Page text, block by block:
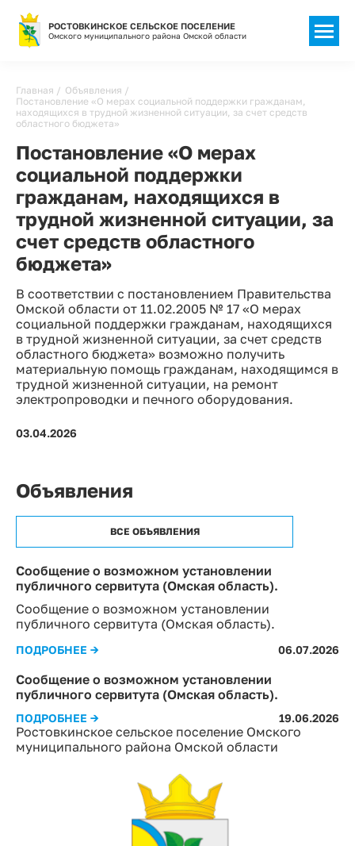
РОСТОВКИНСКОЕ СЕЛЬСКОЕ ПОСЕЛЕНИЕ
Омского муниципального района Омской области
Ростовкинское сельское поселение Омского
муниципального района Омской области
Строка
навигации
Главная
Объявления
Постановление «О мерах социальной поддержки гражданам,
находящихся в трудной жизненной ситуации, за счет средств
областного бюджета»
Постановление «О мерах
социальной поддержки
гражданам, находящихся в
трудной жизненной ситуации, за
счет средств областного
бюджета»
В соответствии с постановлением Правительства
Омской области от 11.02.2005 № 17 «О мерах
социальной поддержки гражданам, находящихся
в трудной жизненной ситуации, за счет средств
областного бюджета» возможно получить
материальную помощь гражданам, находящимся в
трудной жизненной ситуации, на ремонт
электропроводки и печного оборудования.
03.04.2026
Объявления
ВСЕ ОБЪЯВЛЕНИЯ
Сообщение о возможном установлении
публичного сервитута (Омская область).
Сообщение о возможном установлении
публичного сервитута (Омская область).
ПОДРОБНЕЕ → 06.07.2026
Сообщение о возможном установлении
публичного сервитута (Омская область).
ПОДРОБНЕЕ → 19.06.2026